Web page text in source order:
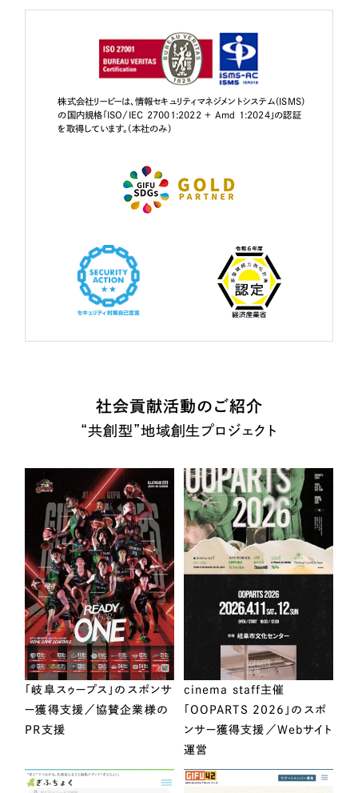
株式会社リーピーは、情報セキュリティマネジメントシステム（ISMS）
の国内規格「ISO/IEC 27001:2022 + Amd 1:2024」の認証
を取得しています。（本社のみ）
社会貢献活動のご紹介
“共創型”地域創生プロジェクト
「岐阜スゥープス」のスポンサ
ー獲得支援／協賛企業様の
PR支援
cinema staff主催
「OOPARTS 2026」のスポ
ンサー獲得支援／Webサイト
運営